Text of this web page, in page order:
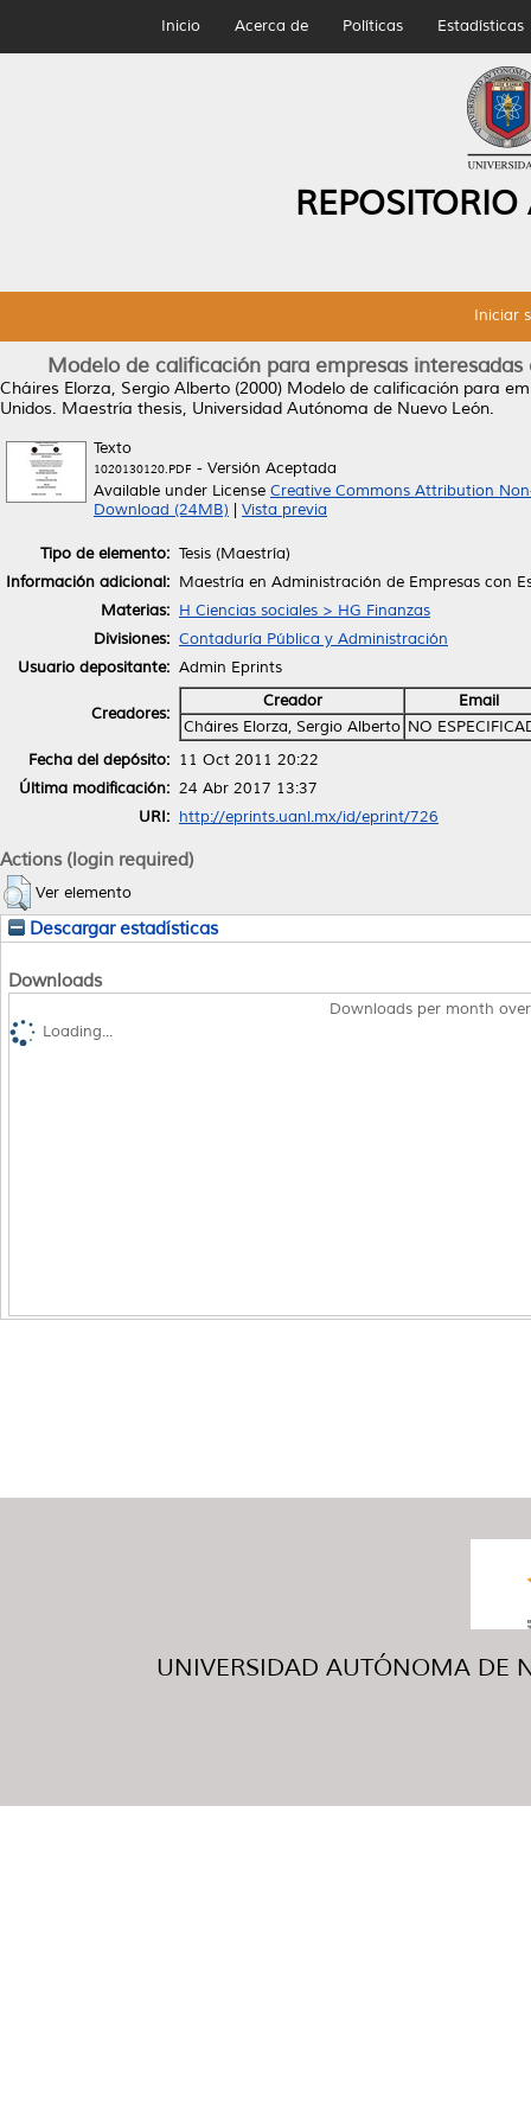
Inicio Acerca de Políticas Estadísticas
Iniciar
Modelo de calificación para empresas
Cháires Elorza, Sergio Alberto (2000) Modelo de calificación para
Unidos. Maestría thesis, Universidad Autónoma de Nuevo León.
Texto
1020130120.PDF - Versión Aceptada
Available under License Creative Commons Attribution
Download (24MB)
Vista previa
Tipo de elemento: Tesis (Maestría)
Información adicional: Maestría en Administración de Empresas con
Materias: H Ciencias sociales > HG Finanzas
Divisiones: Contaduría Pública y Administración
Usuario depositante: Admin Eprints
Creadores:
Creador
Email
Cháires Elorza, Sergio Alberto NO
Fecha del depósito: 11 Oct 2011 20:22
Última modificación: 24 Abr 2017 13:37
URI: http://eprints.uanl.mx/id/eprint/726
Actions (login required)
Ver elemento
Descargar estadísticas
Downloads
Downloads per month
Loading...
UNIVERSIDAD AUTÓNOMA DE